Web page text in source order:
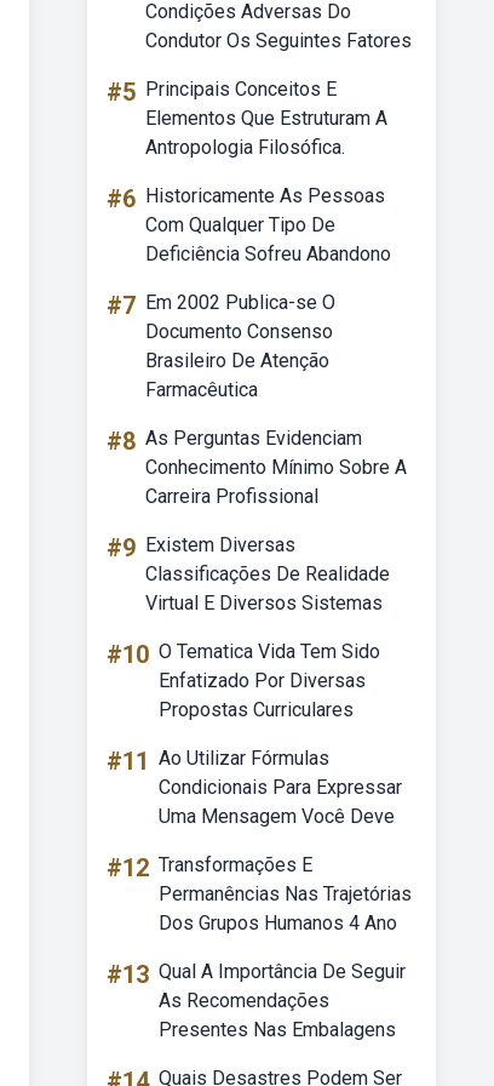
Condições Adversas Do
Condutor Os Seguintes Fatores
#5 Principais Conceitos E
Elementos Que Estruturam A
Antropologia Filosófica.
#6 Historicamente As Pessoas
Com Qualquer Tipo De
Deficiência Sofreu Abandono
#7 Em 2002 Publica-se O
Documento Consenso
Brasileiro De Atenção
Farmacêutica
#8 As Perguntas Evidenciam
Conhecimento Mínimo Sobre A
Carreira Profissional
#9 Existem Diversas
Classificações De Realidade
Virtual E Diversos Sistemas
#10 O Tematica Vida Tem Sido
Enfatizado Por Diversas
Propostas Curriculares
#11 Ao Utilizar Fórmulas
Condicionais Para Expressar
Uma Mensagem Você Deve
#12 Transformações E
Permanências Nas Trajetórias
Dos Grupos Humanos 4 Ano
#13 Qual A Importância De Seguir
As Recomendações
Presentes Nas Embalagens
Quais Desastres Podem Ser